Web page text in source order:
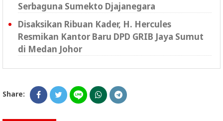
Serbaguna Sumekto Djajanegara
Disaksikan Ribuan Kader, H. Hercules
Resmikan Kantor Baru DPD GRIB Jaya Sumut
di Medan Johor
Share: